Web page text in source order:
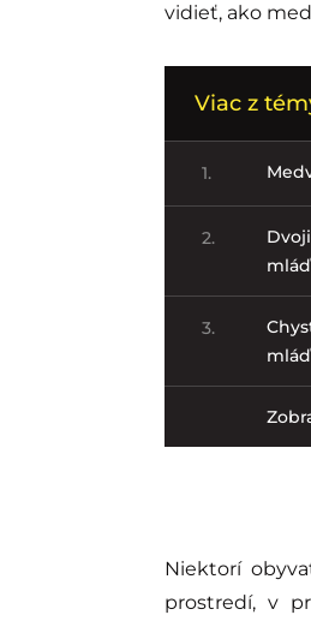
vidieť, ako
Viac z
1.
2.
3.
Niektorí
prostredí, v